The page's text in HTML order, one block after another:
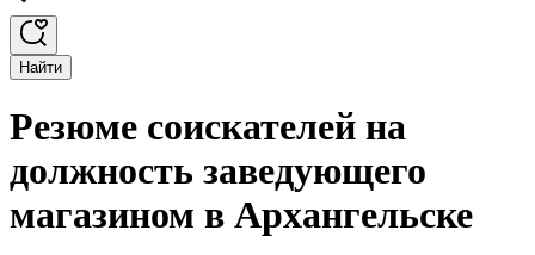
Найти
Резюме соискателей на
должность заведующего
магазином в Архангельске